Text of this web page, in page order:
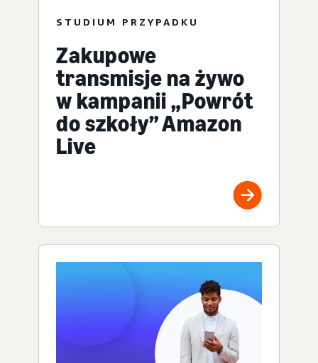
STUDIUM PRZYPADKU
Zakupowe
transmisje na żywo
w kampanii „Powrót
do szkoły” Amazon
Live